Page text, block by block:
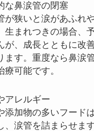
な鼻涙管の閉塞
が狭いと涙があふれ
生まれつきの場合、
が、成長とともに改
ます。重度なら鼻涙
療可能です。
アレルギー
添加物の多いフード
、涙管を詰まらせま